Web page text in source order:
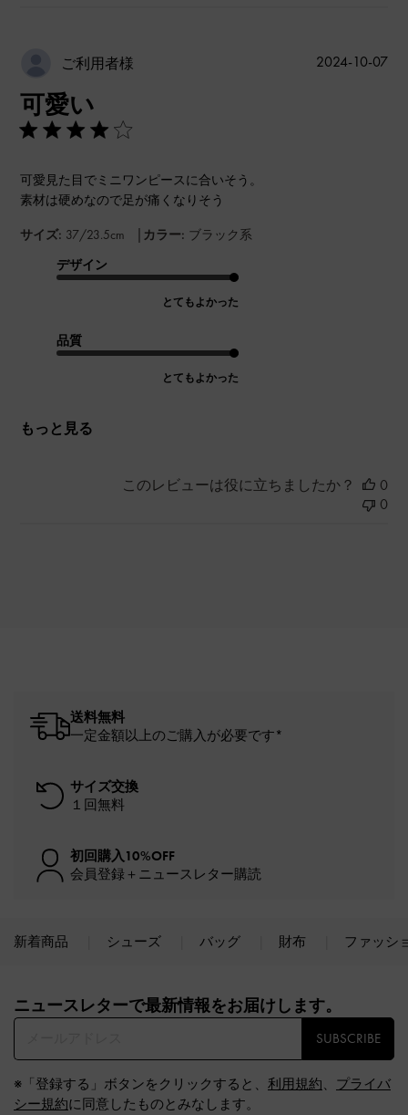
ご利用者様
可愛い
可愛見た目でミニワンピースに合いそう。
素材は硬めなので足が痛くなりそう
サイズ: 37/23.5cm | カラー: ブラック系
デザイン
とてもよかった
品質
とてもよかった
もっと見る
公
2024-10-07
このレビューは役に立ちましたか？
0
0
送料無料
一定金額以上のご購入が必要です*
サイズ交換
１回無料
初回購入10%OFF
会員登録＋ニュースレター購読
新着商品 シューズ バッグ 財布 ファッシ
ニュースレターで最新情報をお届けします。​
SUBSCRIBE
※「登録する」ボタンをクリックすると、 利用規約、 プライバ
シー規約に同意したものとみなします。